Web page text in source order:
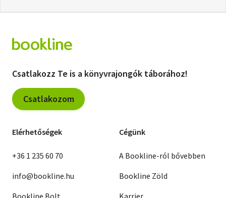
Csatlakozz Te is a könyvrajongók táborához!
Csatlakozom
Elérhetőségek
+36 1 235 60 70
info@bookline.hu
Bookline Bolt
Cégünk
A Bookline-ról bővebben
Bookline Zöld
Karrier